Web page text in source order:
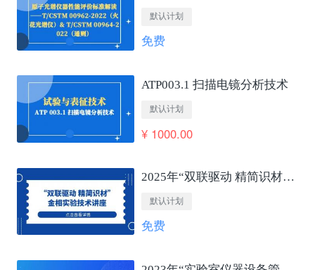
默认计划
免费
ATP003.1 扫描电镜分析技术
默认计划
¥ 1000.00
2025年“双联驱动 精简识材”金相实验技术讲座
默认计划
免费